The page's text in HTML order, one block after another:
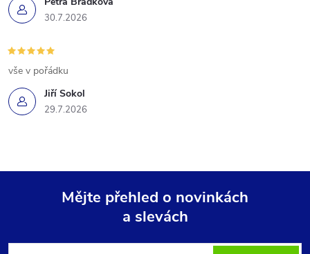
30.7.2026
Jiří Sokol
29.7.2026
vše v pořádku
Mějte přehled o novinkách
a slevách